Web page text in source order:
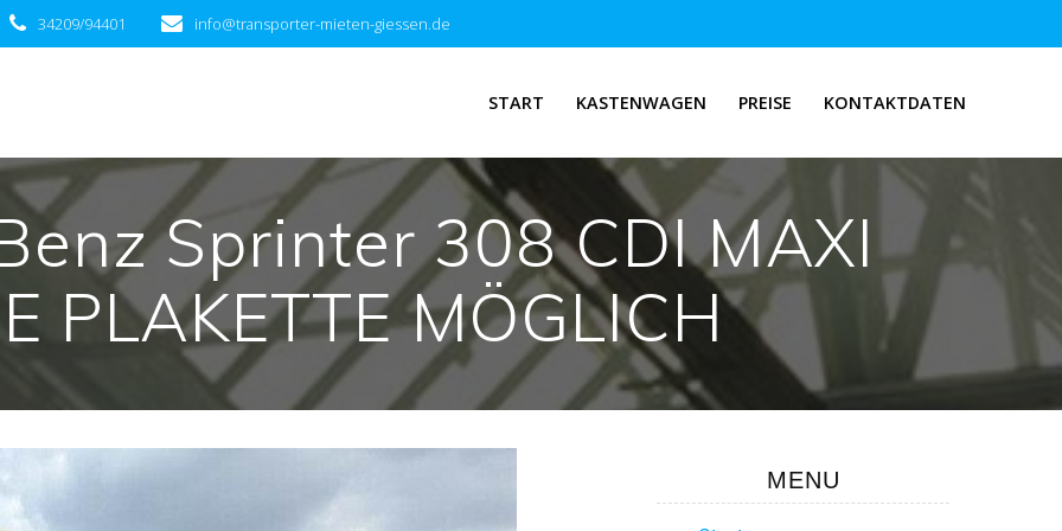
34209/94401 info@transporter-mieten-giessen.de
START KASTENWAGEN PREISE KONTAKTDATEN
Sprinter 308 CDI MAXI
PLAKETTE MÖGLICH
MENU